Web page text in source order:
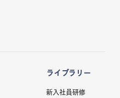
ライブラリー
新入社員研修